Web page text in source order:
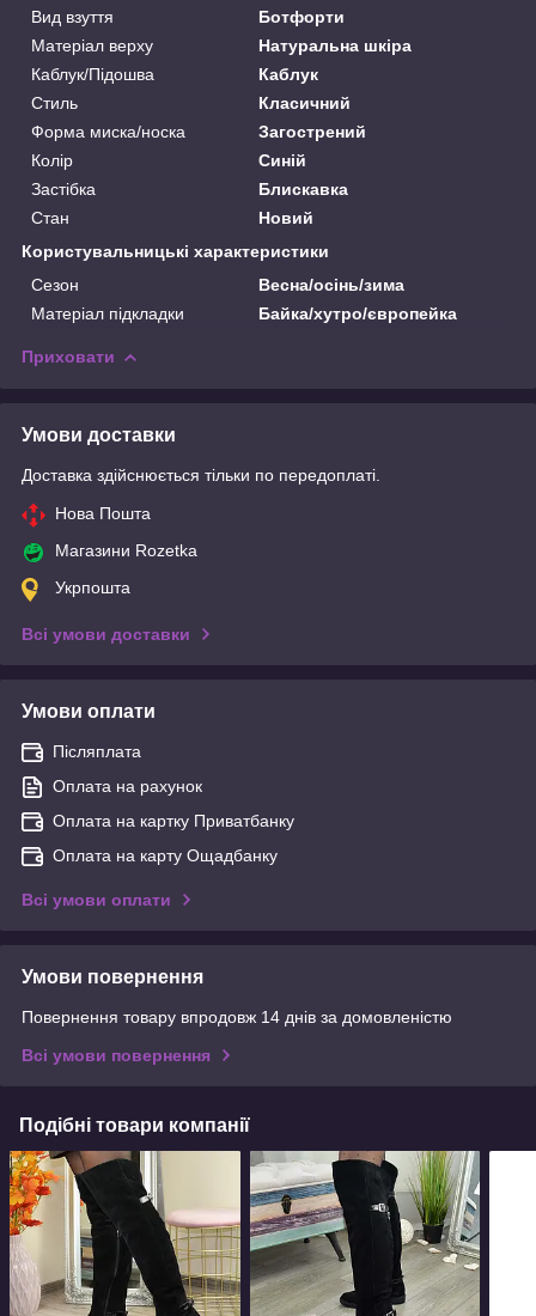
Вид взуття
Ботфорти
Матеріал верху
Натуральна шкіра
Каблук/Підошва
Каблук
Стиль
Класичний
Форма миска/носка
Загострений
Колір
Синій
Застібка
Блискавка
Стан
Новий
Користувальницькі характеристики
Сезон
Весна/осінь/зима
Матеріал підкладки
Байка/хутро/європейка
Приховати
Умови доставки
Доставка здійснюється тільки по передоплаті.
Нова Пошта
Магазини Rozetka
Укрпошта
Всі умови доставки
Умови оплати
Післяплата
Оплата на рахунок
Оплата на картку Приватбанку
Оплата на карту Ощадбанку
Всі умови оплати
Умови повернення
Повернення товару впродовж 14 днів за домовленістю
Всі умови повернення
Подібні товари компанії